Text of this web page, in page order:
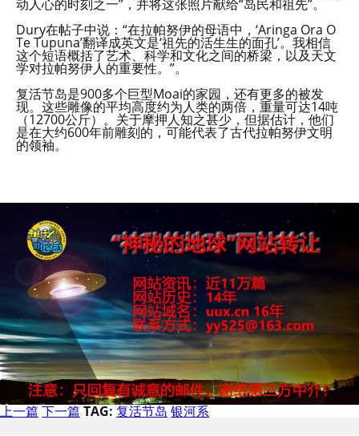
动人心的时刻之一”，并将这张照片献给“岛民和祖先”。
Dury在帖子中说：“在拉帕努伊的母语中，‘Aringa Ora O
Te Tupuna’翻译成英文是‘祖先的活生生的面孔’。我相信
这个短语概括了艺术、科学和文化之间的桥梁，以及天文
学对拉帕努伊人的重要性。”。
复活节岛是900多个巨型Moai的家园，还有更多的被发
现。这些雕像的平均高度约为人类的两倍，重量可达14吨
（12700公斤）。关于摩押人知之甚少，但据估计，他们
是在大约600年前雕刻的，可能代表了古代拉帕努伊文明
的领袖。
上一篇 下一篇 TAG: 复活节岛 银河系